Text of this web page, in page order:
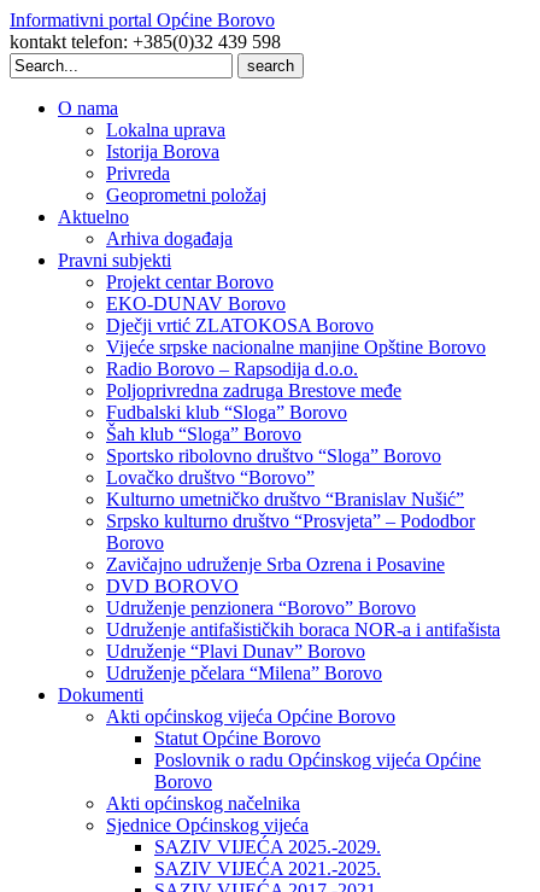
Informativni portal Općine Borovo
kontakt telefon: +385(0)32 439 598
Search
for:
O nama
Lokalna uprava
Istorija Borova
Privreda
Geoprometni položaj
Aktuelno
Arhiva događaja
Pravni subjekti
Projekt centar Borovo
EKO-DUNAV Borovo
Dječji vrtić ZLATOKOSA Borovo
Vijeće srpske nacionalne manjine Opštine Borovo
Radio Borovo – Rapsodija d.o.o.
Poljoprivredna zadruga Brestove međe
Fudbalski klub “Sloga” Borovo
Šah klub “Sloga” Borovo
Sportsko ribolovno društvo “Sloga” Borovo
Lovačko društvo “Borovo”
Kulturno umetničko društvo “Branislav Nušić”
Srpsko kulturno društvo “Prosvjeta” – Pododbor
Borovo
Zavičajno udruženje Srba Ozrena i Posavine
DVD BOROVO
Udruženje penzionera “Borovo” Borovo
Udruženje antifašističkih boraca NOR-a i antifašista
Udruženje “Plavi Dunav” Borovo
Udruženje pčelara “Milena” Borovo
Dokumenti
Akti općinskog vijeća Općine Borovo
Statut Općine Borovo
Poslovnik o radu Općinskog vijeća Općine
Borovo
Akti općinskog načelnika
Sjednice Općinskog vijeća
SAZIV VIJEĆA 2025.-2029.
SAZIV VIJEĆA 2021.-2025.